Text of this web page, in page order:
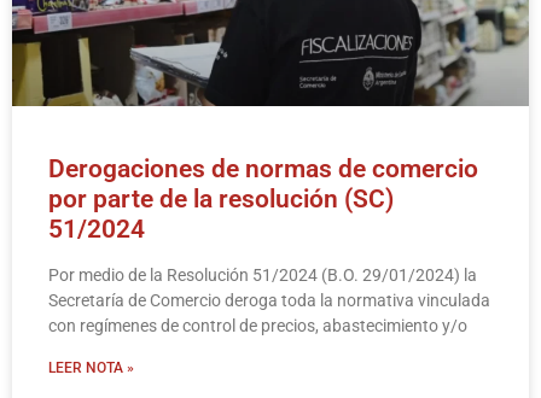
Derogaciones de normas de comercio
por parte de la resolución (SC)
51/2024
Por medio de la Resolución 51/2024 (B.O. 29/01/2024) la
Secretaría de Comercio deroga toda la normativa vinculada
con regímenes de control de precios, abastecimiento y/o
LEER NOTA »